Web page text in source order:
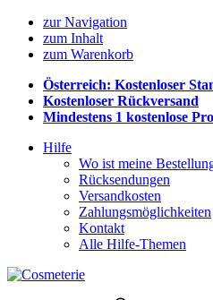
zur Navigation
zum Inhalt
zum Warenkorb
Österreich: Kostenloser
Kostenloser Rückversand
Mindestens 1 kostenlose
Hilfe
Wo ist meine
Rücksendungen
Versandkosten
Zahlungsmöglichkeiten
Kontakt
Alle Hilfe-Themen